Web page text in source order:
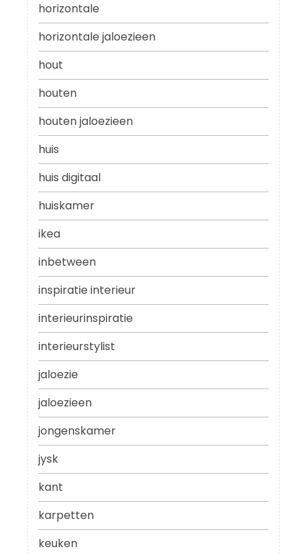
horizontale
horizontale jaloezieen
hout
houten
houten jaloezieen
huis
huis digitaal
huiskamer
ikea
inbetween
inspiratie interieur
interieurinspiratie
interieurstylist
jaloezie
jaloezieen
jongenskamer
jysk
kant
karpetten
keuken